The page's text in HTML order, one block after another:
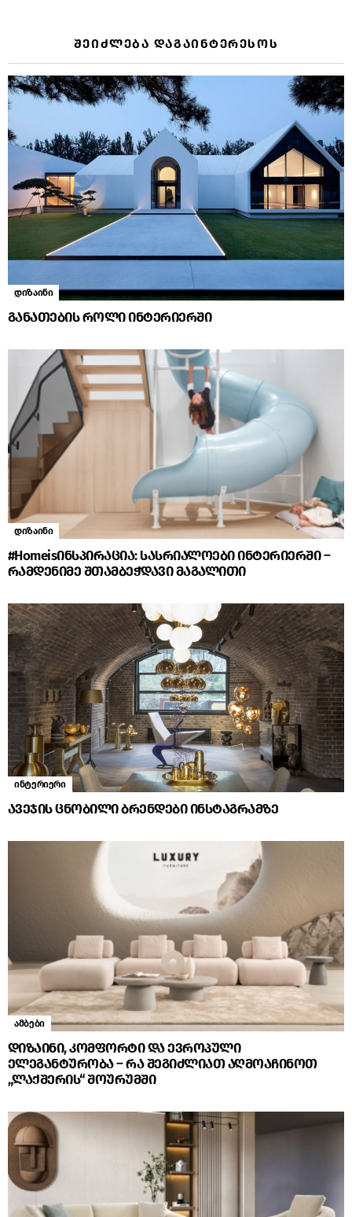
ᲨᲔᲘᲫᲚᲔᲑᲐ ᲓᲐᲒᲐᲘᲜᲢᲔᲠᲔᲡᲝᲡ
დიზაინი
განათების როლი ინტერიერში
დიზაინი
#Homeisინსპირაცია: სასრიალოები ინტერიერში –
რამდენიმე შთამბეჭდავი მაგალითი
ინტერიერი
ავეჯის ცნობილი ბრენდები ინსტაგრამზე
ამბები
დიზაინი, კომფორტი და ევროპული
ელეგანტურობა – რა შეგიძლიათ აღმოაჩინოთ
„ლაქშერის“ შოურუმში